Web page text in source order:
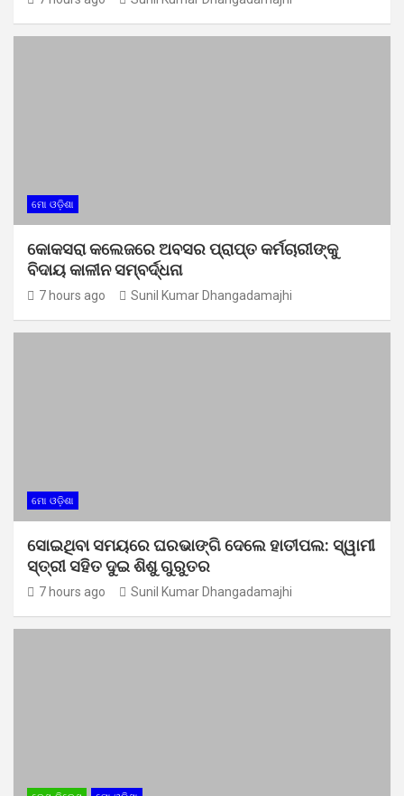
ମୋ ଓଡ଼ିଶା
କୋକସରା କଲେଜରେ ଅବସର ପ୍ରାପ୍ତ କର୍ମଚାରୀଙ୍କୁ
ବିଦାୟ କାଳୀନ ସମ୍ବର୍ଦ୍ଧନା
7 hours ago Sunil Kumar Dhangadamajhi
ମୋ ଓଡ଼ିଶା
ସୋଇଥିବା ସମୟରେ ଘରଭାଙ୍ଗି ଦେଲେ ହାତୀପଲ: ସ୍ୱାମୀ
ସ୍ତ୍ରୀ ସହିତ ଦୁଇ ଶିଶୁ ଗୁରୁତର
7 hours ago Sunil Kumar Dhangadamajhi